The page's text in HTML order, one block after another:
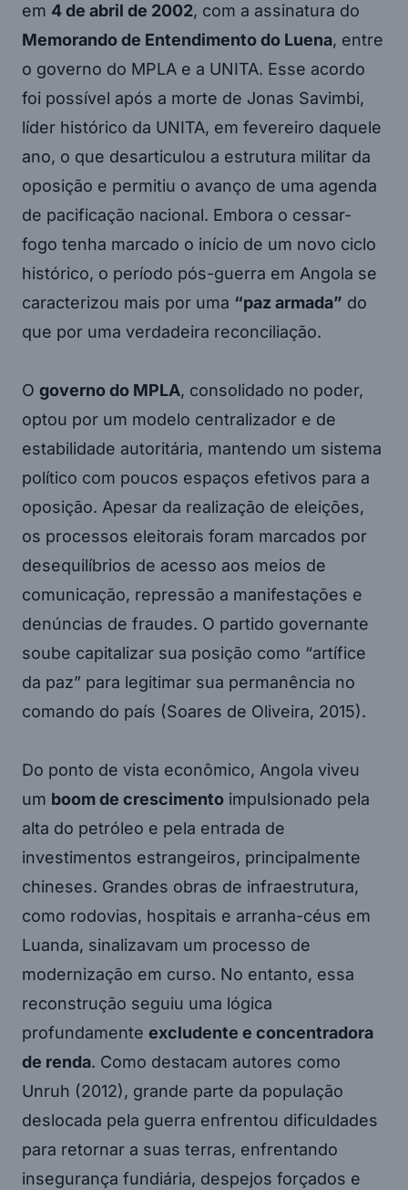
em 4 de abril de 2002, com a assinatura do
Memorando de Entendimento do Luena, entre
o governo do MPLA e a UNITA. Esse acordo
foi possível após a morte de Jonas Savimbi,
líder histórico da UNITA, em fevereiro daquele
ano, o que desarticulou a estrutura militar da
oposição e permitiu o avanço de uma agenda
de pacificação nacional. Embora o cessar-
fogo tenha marcado o início de um novo ciclo
histórico, o período pós-guerra em Angola se
caracterizou mais por uma “paz armada” do
que por uma verdadeira reconciliação.
O governo do MPLA, consolidado no poder,
optou por um modelo centralizador e de
estabilidade autoritária, mantendo um sistema
político com poucos espaços efetivos para a
oposição. Apesar da realização de eleições,
os processos eleitorais foram marcados por
desequilíbrios de acesso aos meios de
comunicação, repressão a manifestações e
denúncias de fraudes. O partido governante
soube capitalizar sua posição como “artífice
da paz” para legitimar sua permanência no
comando do país (Soares de Oliveira, 2015).
Do ponto de vista econômico, Angola viveu
um boom de crescimento impulsionado pela
alta do petróleo e pela entrada de
investimentos estrangeiros, principalmente
chineses. Grandes obras de infraestrutura,
como rodovias, hospitais e arranha-céus em
Luanda, sinalizavam um processo de
modernização em curso. No entanto, essa
reconstrução seguiu uma lógica
profundamente excludente e concentradora
de renda. Como destacam autores como
Unruh (2012), grande parte da população
deslocada pela guerra enfrentou dificuldades
para retornar a suas terras, enfrentando
insegurança fundiária, despejos forçados e